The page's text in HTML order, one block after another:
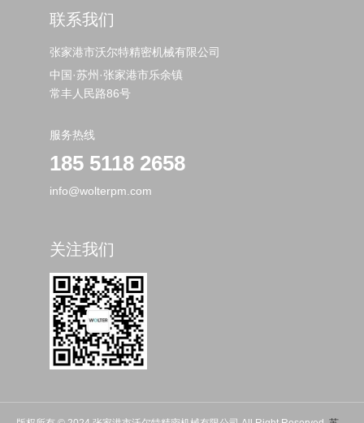
连
再生料
结晶度提升80%.Max
联系我们
张家港市沃尔特精密机械有限公司
中国·苏州·张家港市乐余镇
常丰人民路86号
服务热线
185 5118 2658
info@wolterpm.com
关注我们